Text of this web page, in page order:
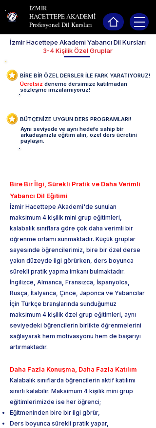
İZMİR
HACETTEPE AKADEMİ
Profesyonel Dil Kursları
İzmir Hacettepe Akademi Yabancı Dil Kursları
3-4 Kişilik Özel Gruplar
BİRE BİR ÖZEL DERSLER İLE FARK YARATIYORUZ!
Ücretsiz deneme dersimize katılmadan
sözleşme imzalamıyoruz!
BÜTÇENİZE UYGUN DERS PROGRAMLARI!
Aynı seviyede ve aynı hedefe sahip bir
arkadaşınızla eğitim alın, özel ders ücretini
paylaşın.
Bire Bir İlgi, Sürekli Pratik ve Daha Verimli
Yabancı Dil Eğitimi
İzmir Hacettepe Akademi'de sunulan
maksimum 4 kişilik mini grup eğitimleri,
kalabalık sınıflara göre çok daha verimli bir
öğrenme ortamı sunmaktadır. Küçük gruplar
sayesinde öğrencilerimiz, bire bir özel derse
yakın düzeyde ilgi görürken, ders boyunca
sürekli pratik yapma imkanı bulmaktadır.
İngilizce, Almanca, Fransızca, İspanyolca,
Rusça, İtalyanca, Çince, Japonca ve Yabancılar
İçin Türkçe branşlarında sunduğumuz
maksimum 4 kişilik özel grup eğitimleri, aynı
seviyedeki öğrencilerin birlikte öğrenmelerini
sağlayarak hem motivasyonu hem de başarıyı
artırmaktadır.
Daha Fazla Konuşma, Daha Fazla Katılım
Kalabalık sınıflarda öğrencilerin aktif katılımı
sınırlı kalabilir. Maksimum 4 kişilik mini grup
eğitimlerimizde ise her öğrenci;
Eğitmeninden bire bir ilgi görür,
Ders boyunca sürekli pratik yapar,